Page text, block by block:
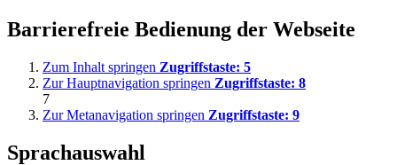
Barrierefreie Bedienung der Webseite
Zum Inhalt springen Zugriffstaste: 5
Zur Hauptnavigation springen Zugriffstaste: 8
7
Zur Metanavigation springen Zugriffstaste: 9
Sprachauswahl